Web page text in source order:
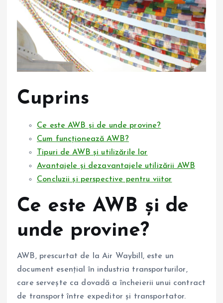
Cuprins
Ce este AWB și de unde provine?
Cum funcționează AWB?
Tipuri de AWB și utilizările lor
Avantajele și dezavantajele utilizării AWB
Concluzii și perspective pentru viitor
Ce este AWB și de
unde provine?
AWB, prescurtat de la Air Waybill, este un
document esențial în industria transporturilor,
care servește ca dovadă a încheierii unui contract
de transport între expeditor și transportator.